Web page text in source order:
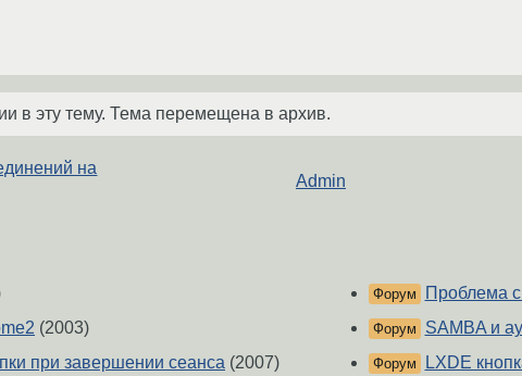
в эту тему. Тема перемещена в архив.
на
Admin
(2003)
при завершении сеанса (2007)
Форум Проблема
Форум SAMBA и
Форум LXDE